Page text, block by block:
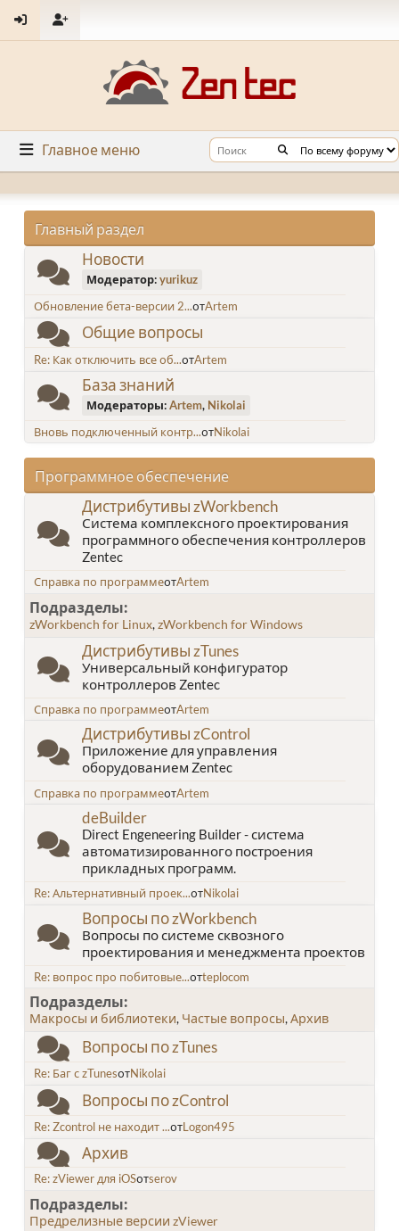
Главное меню
Главный раздел
Новости
Модератор:yurikuz
Обновление бета-версии 2...отArtem
Общие вопросы
Re: Как отключить все об...отArtem
База знаний
Модераторы:Artem, Nikolai
Вновь подключенный контр...отNikolai
Программное обеспечение
Дистрибутивы zWorkbench
Система комплексного проектирования
программного обеспечения контроллеров
Zentec
Справка по программеотArtem
Подразделы
zWorkbench for Linux zWorkbench for Windows
Дистрибутивы zTunes
Универсальный конфигуратор
контроллеров Zentec
Справка по программеотArtem
Дистрибутивы zControl
Приложение для управления
оборудованием Zentec
Справка по программеотArtem
deBuilder
Direct Engeneering Builder - система
автоматизированного построения
прикладных программ.
Re: Альтернативный проек...отNikolai
Вопросы по zWorkbench
Вопросы по системе сквозного
проектирования и менеджмента проектов
Re: вопрос про побитовые...отteplocom
Подразделы
Макросы и библиотеки Частые вопросы Архив
Вопросы по zTunes
Re: Баг с zTunesотNikolai
Вопросы по zControl
Re: Zcontrol не находит ...отLogon495
Архив
Re: zViewer для iOSотserov
Подразделы
Предрелизные версии zViewer